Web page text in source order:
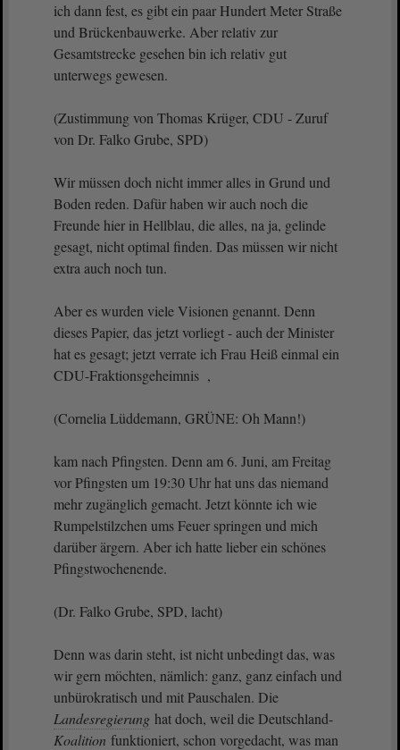
ich dann fest, es gibt ein paar Hundert Meter Straße
und Brückenbauwerke. Aber relativ zur
Gesamtstrecke gesehen bin ich relativ gut
unterwegs gewesen.
(Zustimmung von Thomas Krüger, CDU - Zuruf
von Dr. Falko Grube, SPD)
Wir müssen doch nicht immer alles in Grund und
Boden reden. Dafür haben wir auch noch die
Freunde hier in Hellblau, die alles, na ja, gelinde
gesagt, nicht optimal finden. Das müssen wir nicht
extra auch noch tun.
Aber es wurden viele Visionen genannt. Denn
dieses Papier, das jetzt vorliegt - auch der Minister
hat es gesagt; jetzt verrate ich Frau Heiß einmal ein
CDU-Fraktionsgeheimnis ,
(Cornelia Lüddemann, GRÜNE: Oh Mann!)
kam nach Pfingsten. Denn am 6. Juni, am Freitag
vor Pfingsten um 19:30 Uhr hat uns das niemand
mehr zugänglich gemacht. Jetzt könnte ich wie
Rumpelstilzchen ums Feuer springen und mich
darüber ärgern. Aber ich hatte lieber ein schönes
Pfingstwochenende.
(Dr. Falko Grube, SPD, lacht)
Denn was darin steht, ist nicht unbedingt das, was
wir gern möchten, nämlich: ganz, ganz einfach und
unbürokratisch und mit Pauschalen. Die
Landesregierung hat doch, weil die Deutschland-
Koalition funktioniert, schon vorgedacht, was man